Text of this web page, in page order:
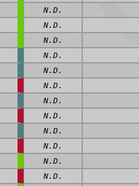
N.D.
N.D.
N.D.
N.D.
N.D.
N.D.
N.D.
N.D.
N.D.
N.D.
N.D.
N.D.